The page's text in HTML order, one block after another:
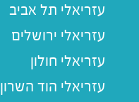
עזריאלי תל אביב
עזריאלי ירושלים
עזריאלי חולון
עזריאלי הוד השרון